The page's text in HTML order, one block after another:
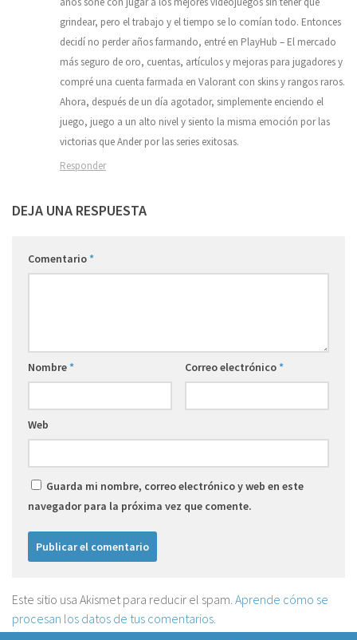
grindear, pero el trabajo y el tiempo se lo comían todo. Entonces
decidí no perder años farmando, entré en PlayHub – El mercado
más seguro de oro, cuentas, artículos y mejoras para jugadores y
compré una cuenta farmada en Valorant con skins y rangos raros.
Ahora, después de un día agotador, simplemente enciendo el
juego, juego a un alto nivel y siento la misma emoción por las
victorias que Ander por las series exitosas.
Responder
DEJA UNA RESPUESTA
Comentario*
Nombre* Correo electrónico*
Web
Guarda mi nombre, correo electrónico y web en este
navegador para la próxima vez que comente.
Este sitio usa Akismet para reducir el spam. Aprende cómo se
procesan los datos de tus comentarios.